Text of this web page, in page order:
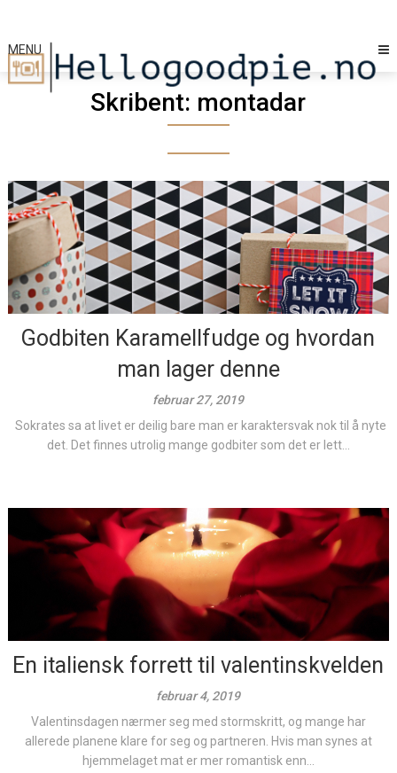
content
MENU
Skribent: montadar
Godbiten Karamellfudge og hvordan
man lager denne
februar 27, 2019
Sokrates sa at livet er deilig bare man er karaktersvak nok til å nyte
det. Det finnes utrolig mange godbiter som det er lett...
En italiensk forrett til valentinskvelden
februar 4, 2019
Valentinsdagen nærmer seg med stormskritt, og mange har
allerede planene klare for seg og partneren. Hvis man synes at
hjemmelaget mat er mer romantisk enn...